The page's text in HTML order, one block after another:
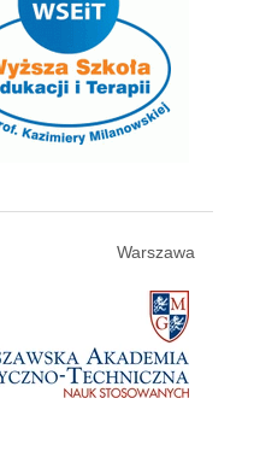
Warszawa